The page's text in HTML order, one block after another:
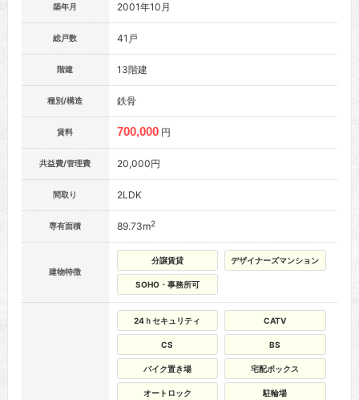
築年月 2001年10月
総戸数 41戸
階建 13階建
種別/構造 鉄骨
賃料 700,000 円
共益費/管理費 20,000円
間取り 2LDK
専有面積 89.73m2
建物特徴
分譲賃貸 デザイナーズマンション
SOHO・事務所可
24ｈセキュリティ CATV
CS BS
バイク置き場 宅配ボックス
オートロック 駐輪場